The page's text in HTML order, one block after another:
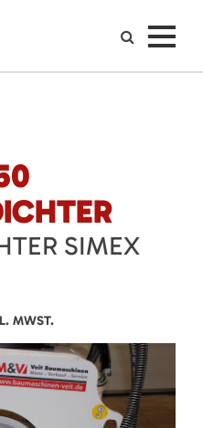
SIMEX
MWST.